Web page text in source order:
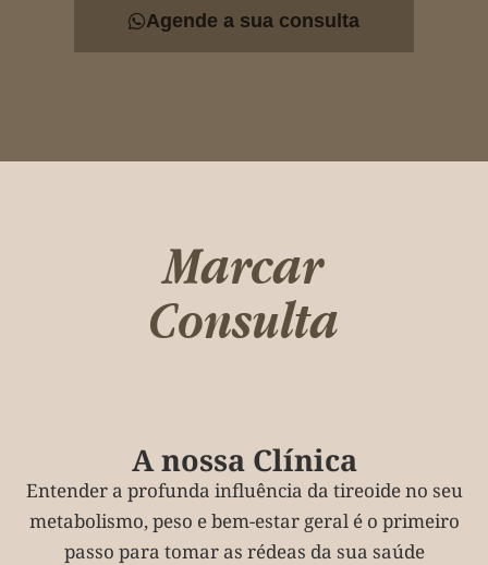
Agende a sua consulta
Marcar
Consulta
A nossa Clínica
Entender a profunda influência da tireoide no seu
metabolismo, peso e bem-estar geral é o primeiro
passo para tomar as rédeas da sua saúde